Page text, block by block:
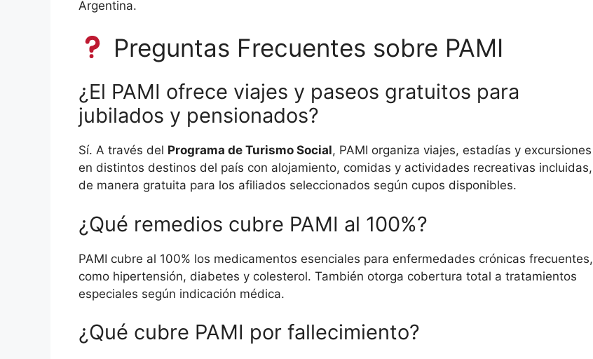
Argentina.
Preguntas Frecuentes sobre PAMI
¿El PAMI ofrece viajes y paseos gratuitos para
jubilados y pensionados?
Sí. A través del Programa de Turismo Social, PAMI organiza viajes, estadías y excursiones
en distintos destinos del país con alojamiento, comidas y actividades recreativas incluidas,
de manera gratuita para los afiliados seleccionados según cupos disponibles.
¿Qué remedios cubre PAMI al 100%?
PAMI cubre al 100% los medicamentos esenciales para enfermedades crónicas frecuentes,
como hipertensión, diabetes y colesterol. También otorga cobertura total a tratamientos
especiales según indicación médica.
¿Qué cubre PAMI por fallecimiento?